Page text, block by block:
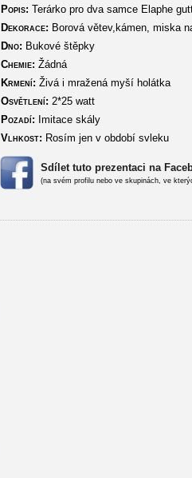
Popis: Terárko pro dva samce Elaphe
Dekorace: Borová větev,kámen, miska
Dno: Bukové štěpky
Chemie: Žádná
Krmení: Živá i mražená myší holátka
Osvětlení: 2*25 watt
Pozadí: Imitace skály
Vlhkost: Rosím jen v období svleku
Sdílet tuto prezentaci na
(na svém profilu nebo ve skupinách, ve